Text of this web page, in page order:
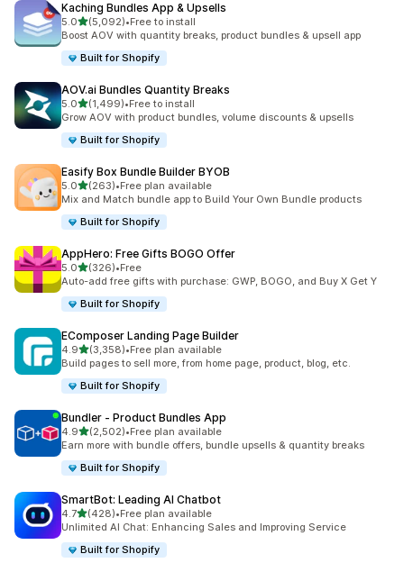
Kaching Bundles App & Upsells
5.0별 5개 중
(5,092)
총 리뷰 5092개
•Free to install
Boost AOV with quantity breaks, product bundles & upsell app
Built for Shopify
AOV.ai Bundles Quantity Breaks
5.0별 5개 중
(1,499)
총 리뷰 1499개
•Free to install
Grow AOV with product bundles, volume discounts & upsells
Built for Shopify
Easify Box Bundle Builder BYOB
5.0별 5개 중
(263)
총 리뷰 263개
•Free plan available
Mix and Match bundle app to Build Your Own Bundle products
Built for Shopify
AppHero: Free Gifts BOGO Offer
5.0별 5개 중
(326)
총 리뷰 326개
•Free
Auto-add free gifts with purchase: GWP, BOGO, and Buy X Get Y
Built for Shopify
EComposer Landing Page Builder
4.9별 5개 중
(3,358)
총 리뷰 3358개
•Free plan available
Build pages to sell more, from home page, product, blog, etc.
Built for Shopify
Bundler ‑ Product Bundles App
4.9별 5개 중
(2,502)
총 리뷰 2502개
•Free plan available
Earn more with bundle offers, bundle upsells & quantity breaks
Built for Shopify
SmartBot: Leading AI Chatbot
4.7별 5개 중
(428)
총 리뷰 428개
•Free plan available
Unlimited AI Chat: Enhancing Sales and Improving Service
Built for Shopify